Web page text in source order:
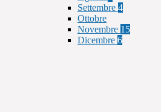
Settembre 4
Ottobre
Novembre 15
Dicembre 6